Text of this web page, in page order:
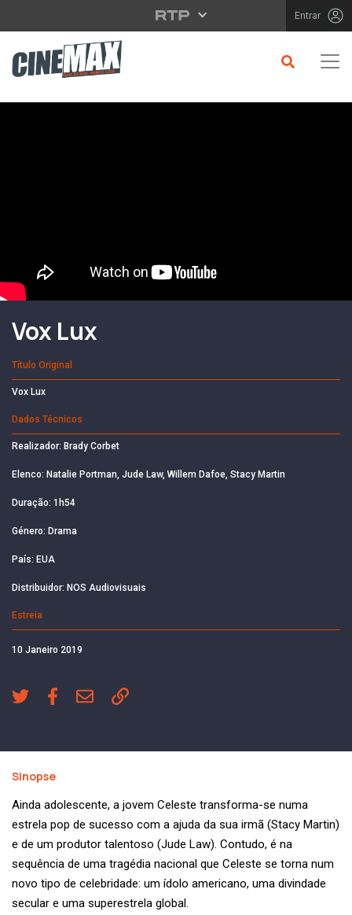
Saltar para o conteúdo principal Entrar
Filme em Cartaz
Vox Lux
Título Original
Vox Lux
Dados Técnicos
Realizador: Brady Corbet
Elenco: Natalie Portman, Jude Law, Willem Dafoe, Stacy Martin
Duração: 1h54
Género: Drama
País: EUA
Distribuidor: NOS Audiovisuais
Estreia
10 Janeiro 2019
Sinopse
Ainda adolescente, a jovem Celeste transforma-se numa
estrela pop de sucesso com a ajuda da sua irmã (Stacy Martin)
e de um produtor talentoso (Jude Law). Contudo, é na
sequência de uma tragédia nacional que Celeste se torna num
novo tipo de celebridade: um ídolo americano, uma divindade
secular e uma superestrela global.